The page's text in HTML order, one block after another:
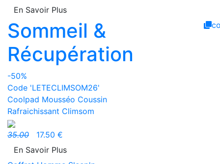
En Savoir Plus
Sommeil &
Récupération
-50%
Code 'LETECLIMSOM26'
Coolpad Mousséo Coussin
Rafraichissant Climsom
35.00 17.50 €
En Savoir Plus